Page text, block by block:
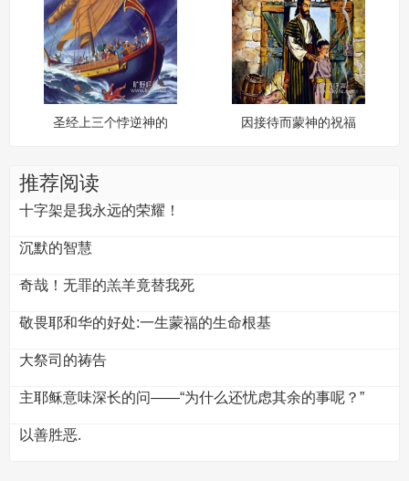
圣经上三个悖逆神的
因接待而蒙神的祝福
推荐阅读
十字架是我永远的荣耀！
沉默的智慧
奇哉！无罪的羔羊竟替我死
敬畏耶和华的好处:一生蒙福的生命根基
大祭司的祷告
主耶稣意味深长的问——“为什么还忧虑其余的事呢？”
以善胜恶.